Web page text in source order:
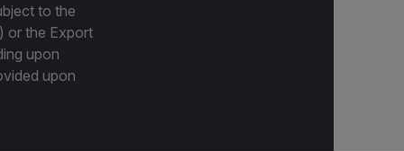
to the
or the Export
upon
upon